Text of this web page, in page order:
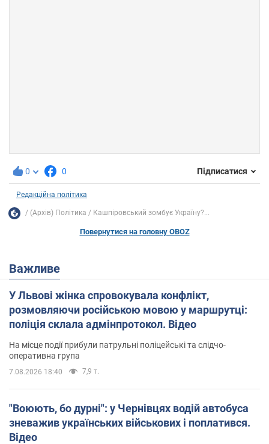
0 0 Підписатися
Редакційна політика
(Архів) Політика Кашпіровський зомбує Україну?...
Повернутися на головну OBOZ
Важливе
У Львові жінка спровокувала конфлікт,
розмовляючи російською мовою у маршрутці:
поліція склала адмінпротокол. Відео
На місце події прибули патрульні поліцейські та слідчо-
оперативна група
7.08.2026 18:40 7,9 т.
"Воюють, бо дурні": у Чернівцях водій автобуса
зневажив українських військових і поплатився.
Відео